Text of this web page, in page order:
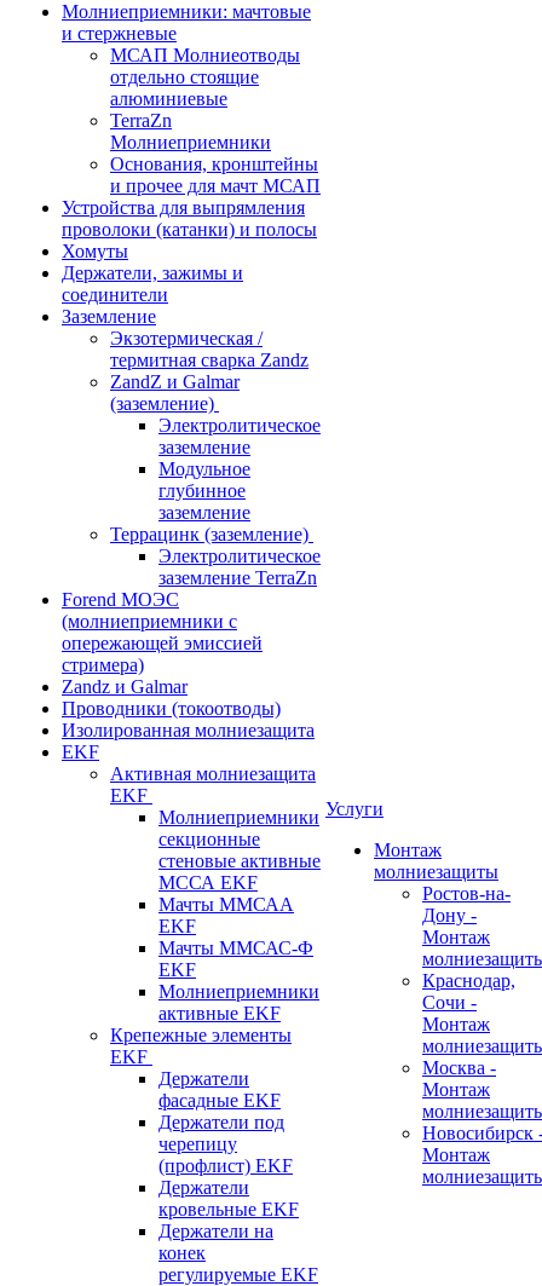
Молниеприемники: мачтовые
и стержневые
МСАП Молниеотводы
отдельно стоящие
алюминиевые
TerraZn
Молниеприемники
Основания, кронштейны
и прочее для мачт МСАП
Устройства для выпрямления
проволоки (катанки) и полосы
Хомуты
Держатели, зажимы и
соединители
Заземление
Экзотермическая /
термитная сварка Zandz
ZandZ и Galmar
(заземление)
Электролитическое
заземление
Модульное
глубинное
заземление
Террацинк (заземление)
Электролитическое
заземление TerraZn
Forend МОЭС
(молниеприемники с
опережающей эмиссией
стримера)
Zandz и Galmar
Проводники (токоотводы)
Изолированная молниезащита
EKF
Активная молниезащита
EKF
Молниеприемники
секционные
стеновые активные
МССА EKF
Мачты ММСАА
EKF
Мачты ММСАС-Ф
EKF
Молниеприемники
активные EKF
Крепежные элементы
EKF
Держатели
фасадные EKF
Держатели под
черепицу
(профлист) EKF
Держатели
кровельные EKF
Держатели на
конек
регулируемые EKF
Услуги
Монтаж
молниезащиты
Ростов-на-
Дону -
Монтаж
Краснодар,
Сочи -
Монтаж
Москва -
Монтаж
Новосибирск
Монтаж